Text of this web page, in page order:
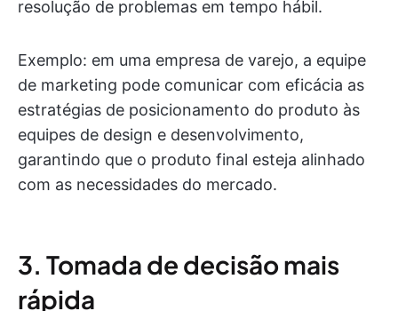
resolução de problemas em tempo hábil.
Exemplo: em uma empresa de varejo, a equipe
de marketing pode comunicar com eficácia as
estratégias de posicionamento do produto às
equipes de design e desenvolvimento,
garantindo que o produto final esteja alinhado
com as necessidades do mercado.
3. Tomada de decisão mais
rápida